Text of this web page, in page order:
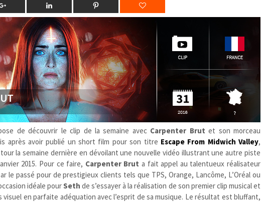
de découvrir le clip de la semaine avec Carpenter Brutet son morceau
après avoir publié un short film pour son titre Escape From Midwich Valley,
la semaine dernière en dévoilant une nouvelle vidéo illustrant une autre piste
2015. Pour ce faire, Carpenter Brut a fait appel au talentueux réalisateur
le passé pour de prestigieux clients tels que TPS, Orange, Lancôme, L’Oréal ou
idéale pourSeth de s’essayer à la réalisation de son premier clip musical et
visuel en parfaite adéquation avec l’esprit de sa musique. Le résultat est bluffant,